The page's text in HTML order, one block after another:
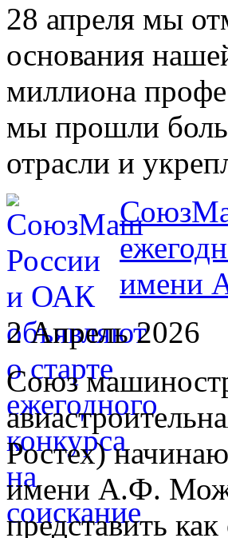
28 апреля мы
основания
миллиона
мы прошли
отрасли и
имени
2 Апрель 2026
Союз
Ростех)
имени А.Ф.
представить